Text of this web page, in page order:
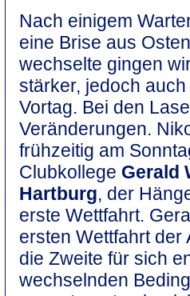
Nach einigem
eine Brise aus
wechselte gingen
stärker, jedoch
Vortag. Bei den
Veränderungen.
frühzeitig am
Clubkollege Gerald
Hartburg, der
erste Wettfahrt.
ersten Wettfahrt
die Zweite für sich
wechselnden